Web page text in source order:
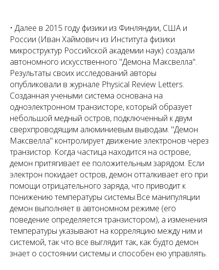
• Далее в 2015 году физики из Финляндии, США и
России (Иван Хаймович из Института физики
микроструктур Российской академии наук) создали
автономного искусственного "Демона Максвелла".
Результаты своих исследований авторы
опубликовали в журнале Physical Review Letters.
Созданная учеными система основана на
одноэлектронном транзисторе, который образует
небольшой медный остров, подключенный к двум
сверхпроводящим алюминиевым выводам. "Демон
Максвелла" контролирует движение электронов через
транзистор. Когда частица находится на острове,
демон притягивает ее положительным зарядом. Если
электрон покидает остров, демон отталкивает его при
помощи отрицательного заряда, что приводит к
понижению температуры системы.Все манипуляции
демон выполняет в автономном режиме (его
поведение определяется транзистором), а изменения
температуры указывают на корреляцию между ним и
системой, так что все выглядит так, как будто демон
знает о состоянии системы и способен ею управлять.